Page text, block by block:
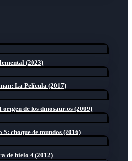
(2023)
La Película (2017)
origen de los dinosaurios (2009)
5: choque de mundos (2016)
de hielo 4 (2012)